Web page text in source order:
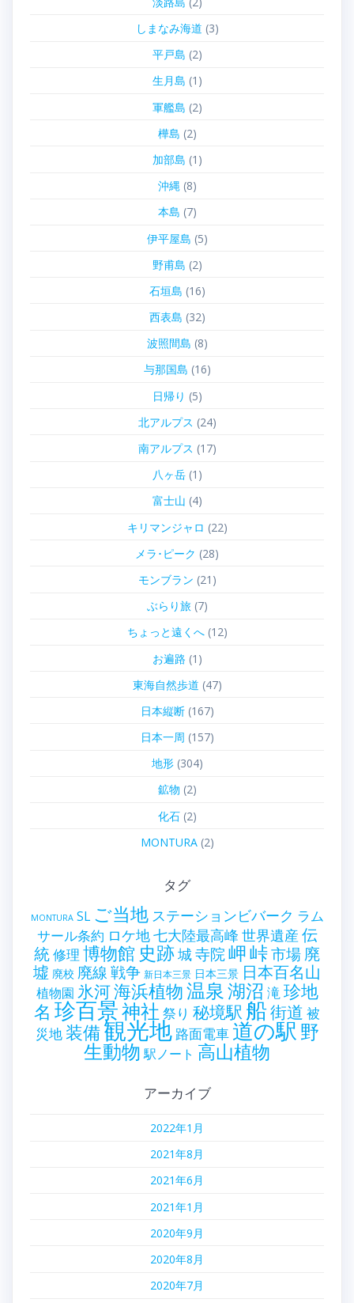
しまなみ海道 (3)
平戸島 (2)
生月島 (1)
軍艦島 (2)
樺島 (2)
加部島 (1)
沖縄(8)
本島 (7)
伊平屋島 (5)
野甫島 (2)
石垣島 (16)
西表島 (32)
波照間島 (8)
与那国島 (16)
日帰り (5)
北アルプス (24)
南アルプス (17)
八ヶ岳(1)
富士山 (4)
キリマンジャロ (22)
メラ･ピーク (28)
モンブラン (21)
ぶらり旅(7)
ちょっと遠くへ(12)
お遍路 (1)
東海自然歩道 (47)
日本縦断(167)
日本一周 (157)
地形(304)
鉱物 (2)
化石(2)
MONTURA(2)
タグ
MONTURA SL ご当地 ステーションビバーク ラム
サール条約 ロケ地七大陸最高峰 世界遺産 伝
統修理 博物館 史跡城寺院岬峠市場廃
墟 廃校 廃線戦争 新日本三景 日本三景 日本百名山
植物園 氷河海浜植物温泉湖沼 滝珍地
名 珍百景神社 祭り 秘境駅 船街道 被
災地装備観光地 路面電車道の駅野
生動物 駅ノート 高山植物
アーカイブ
2022年1月
2021年8月
2021年6月
2021年1月
2020年9月
2020年8月
2020年7月